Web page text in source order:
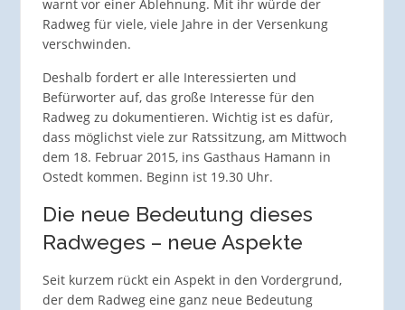
warnt vor einer Ablehnung. Mit ihr würde der
Radweg für viele, viele Jahre in der Versenkung
verschwinden.
Deshalb fordert er alle Interessierten und
Befürworter auf, das große Interesse für den
Radweg zu dokumentieren. Wichtig ist es dafür,
dass möglichst viele zur Ratssitzung, am Mittwoch
dem 18. Februar 2015, ins Gasthaus Hamann in
Ostedt kommen. Beginn ist 19.30 Uhr.
Die neue Bedeutung dieses
Radweges – neue Aspekte
Seit kurzem rückt ein Aspekt in den Vordergrund,
der dem Radweg eine ganz neue Bedeutung